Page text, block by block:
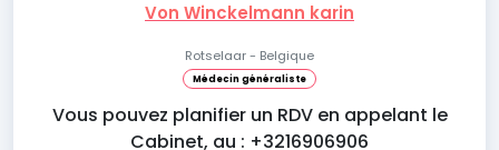
Von Winckelmann karin
Rotselaar - Belgique
Médecin généraliste
Vous pouvez planifier un RDV en appelant le
Cabinet, au : +3216906906